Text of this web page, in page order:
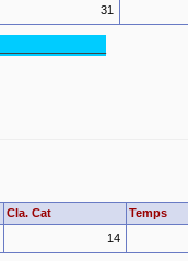
31
Cla. Cat
Temps
14